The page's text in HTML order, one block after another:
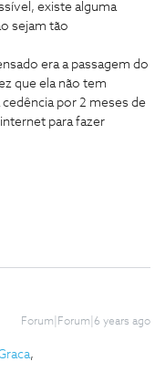
existe alguma
sejam tão
era a passagem do
que ela não tem
por 2 meses de
para fazer
Forum|Forum|6 years ago
,